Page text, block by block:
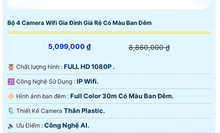
Bộ 4 Camera Wifi Gia Đình Giá Rẻ Có Màu Ban Đêm
5,099,000 ₫ 8,860,000 ₫
🦉 Chất lượng hình : FULL HD 1080P .
🕉️ Công Nghệ Sử Dụng : IP Wifi.
🔅 Hình ảnh ban đêm : Full Color 30m Có Màu Ban Ðêm.
🗜️ Thiết Kế Camera Thân Plastic.
️🔈 Ưu Điểm : Công Nghệ AI.